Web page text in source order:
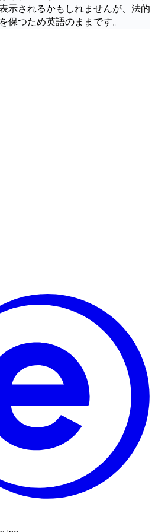
示されるかもしれませんが、法的
保つため英語のままです。